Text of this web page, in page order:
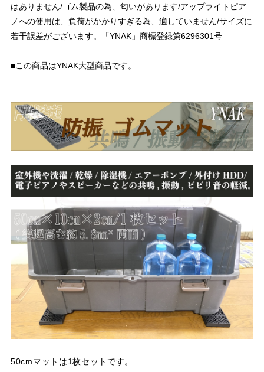
はありません/ゴム製品の為、匂いがあります/アップライトピア
ノへの使用は、負荷がかかりすぎる為、適していません/サイズに
若干誤差がございます。「YNAK」商標登録第6296301号
​​​​​​​■この商品はYNAK大型商品です。
50cmマットは1枚セットです。